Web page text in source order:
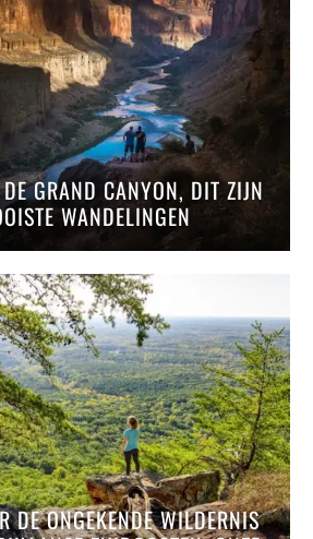
GRAND CANYON, DIT ZIJN
WANDELINGEN
DE ONGEKENDE WILDERNIS